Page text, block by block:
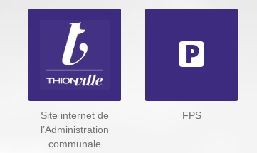
Site internet de
l’Administration
communale
FPS